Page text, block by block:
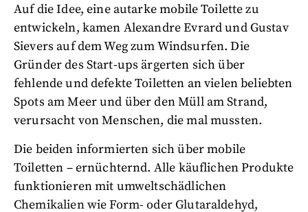
Auf die Idee, eine autarke mobile Toilette zu
entwickeln, kamen Alexandre Evrard und Gustav
Sievers auf dem Weg zum Windsurfen. Die
Gründer des Start-ups ärgerten sich über
fehlende und defekte Toiletten an vielen beliebten
Spots am Meer und über den Müll am Strand,
verursacht von Menschen, die mal mussten.
Die beiden informierten sich über mobile
Toiletten – ernüchternd. Alle käuflichen Produkte
funktionieren mit umweltschädlichen
Chemikalien wie Form- oder Glutaraldehyd,